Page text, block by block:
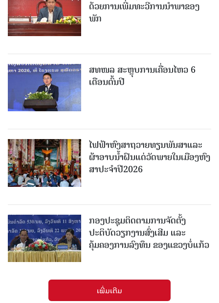
ດ້ວຍການເພີ່ມທະວີການນຳພາຂອງ
ພັກ
ສທໜລ ສະຫຼຸບການເຄື່ອນໄຫວ 6
ເດືອນຕົ້ນປີ
ໄຟຟ້າຫົງສາຖວາຍທຽນພັນສາແລະ
ຜ້າອາບນໍ້າຝົນແດ່ວັດພາຍໃນເມືອງຫົງ
ສາປະຈໍາປີ2026
ກອງປະຊຸມຕິດຕາມການຈັດຕັ້ງ
ປະຕິບັດວຽກງານສົ່ງເສີມ ແລະ
ຄຸ້ມຄອງການລົງທຶນ ຂອງແຂວງບໍ່ແກ້ວ
ເພີ່ມເຕີມ